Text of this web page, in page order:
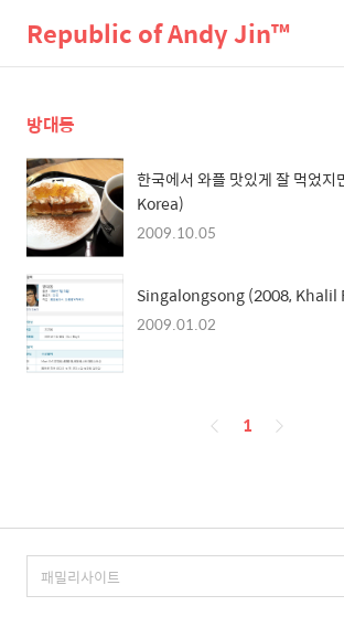
Republic of Andy Jin™
방대동
한국에서 와플 맛있게 잘 먹었
Korea)
2009.10.05
Singalongsong (2008, Khalil
2009.01.02
페
1